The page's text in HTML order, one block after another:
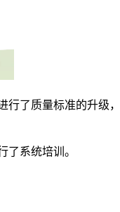
行了质量标准的升级
系统培训。